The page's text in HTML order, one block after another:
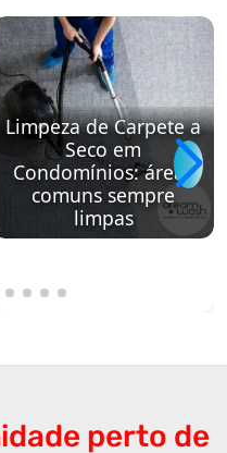
Limpeza de Carpete a
Seco em
Condomínios: áreas
comuns sempre
limpas
perto de